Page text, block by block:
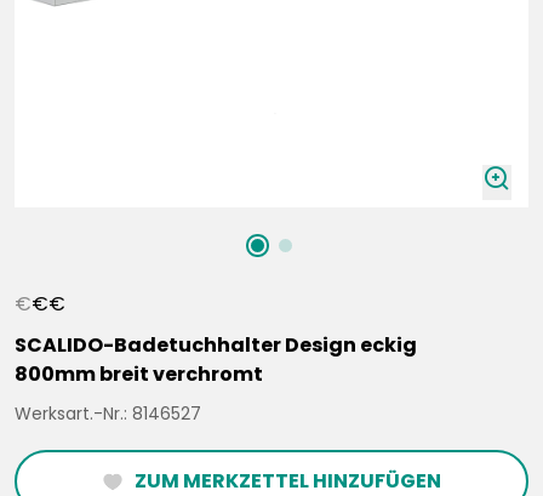
zoomIn
€€€
SCALIDO-Badetuchhalter Design eckig
800mm breit verchromt
Werksart.-Nr.: 8146527
heartFilled ZUM MERKZETTEL HINZUFÜGEN